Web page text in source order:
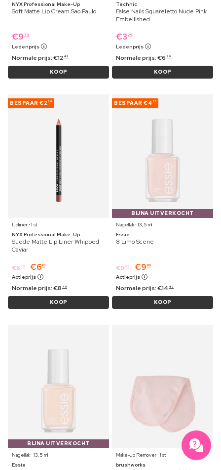
NYX Professional Make-Up
Soft Matte Lip Cream Sao Paulo
€9 79
Ledenprijs
Normale prijs:€12 49
KOOP
Technic
False Nails Squareletto Nude Pink
Embellished
€3 79
Ledenprijs
Normale prijs:€6 99
KOOP
BESPAAR €2 39
Lipliner ⋅ 1 st
NYX Professional Make-Up
Suede Matte Lip Liner Whipped
Caviar
€629 €610
Actieprijs
Normale prijs:€8 49
KOOP
BESPAAR €4 80
BIJNA UITVERKOCHT
Nagellak ⋅ 13,5 ml
Essie
8 Limo Scene
€9 99 €9 69
Actieprijs
Normale prijs:€14 49
KOOP
BIJNA UITVERKOCHT
Nagellak ⋅ 13,5 ml
Essie
Make-up Remover ⋅ 1 st
brushworks